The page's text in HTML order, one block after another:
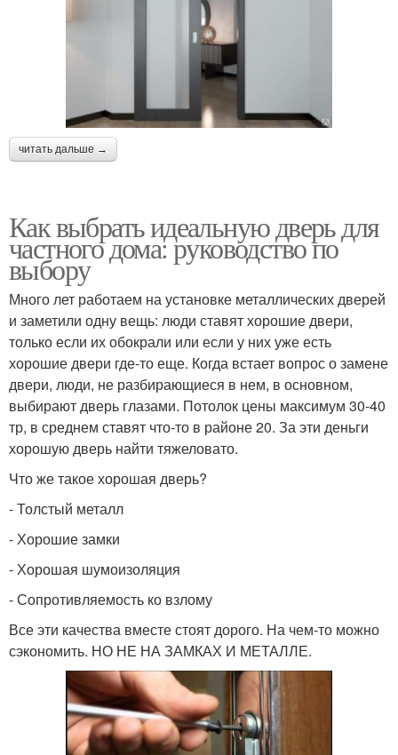
читать дальше →
Как выбрать идеальную дверь для
частного дома: руководство по
выбору
Много лет работаем на установке металлических дверей
и заметили одну вещь: люди ставят хорошие двери,
только если их обокрали или если у них уже есть
хорошие двери где-то еще. Когда встает вопрос о замене
двери, люди, не разбирающиеся в нем, в основном,
выбирают дверь глазами. Потолок цены максимум 30-40
тр, в среднем ставят что-то в районе 20. За эти деньги
хорошую дверь найти тяжеловато.
Что же такое хорошая дверь?
- Толстый металл
- Хорошие замки
- Хорошая шумоизоляция
- Сопротивляемость ко взлому
Все эти качества вместе стоят дорого. На чем-то можно
сэкономить. НО НЕ НА ЗАМКАХ И МЕТАЛЛЕ.